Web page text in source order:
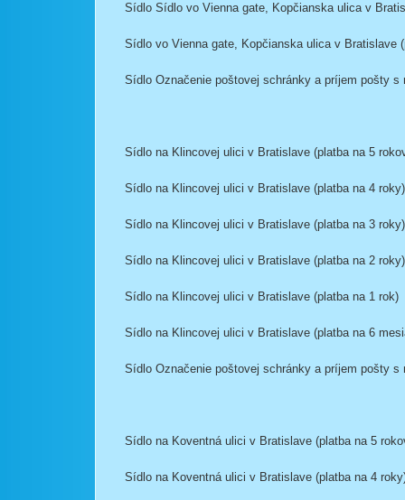
Sídlo Sídlo vo Vienna gate, Kopčianska ulica v
Sídlo vo Vienna gate, Kopčianska ulica v Bratislave
Sídlo Označenie poštovej schránky a príjem pošty
Sídlo na Klincovej ulici v Bratislave (platba na 5
Sídlo na Klincovej ulici v Bratislave (platba na 4 roky)
Sídlo na Klincovej ulici v Bratislave (platba na 3 roky)
Sídlo na Klincovej ulici v Bratislave (platba na 2 roky)
Sídlo na Klincovej ulici v Bratislave (platba na 1 rok)
Sídlo na Klincovej ulici v Bratislave (platba na 6
Sídlo Označenie poštovej schránky a príjem pošty
Sídlo na Koventná ulici v Bratislave (platba na 5
Sídlo na Koventná ulici v Bratislave (platba na 4